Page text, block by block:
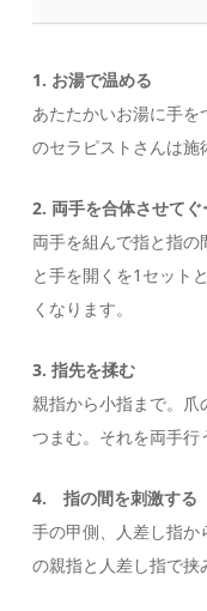
1. お湯で温める
あたたかいお湯に手
のセラピストさんは施
2. 両手を合体させてぐ
両手を組んで指と指
と手を開くを1セット
くなります。
3. 指先を揉む
親指から小指まで。爪
つまむ。それを両手行
4. 指の間を刺激する
手の甲側、人差し指
の親指と人差し指で挟